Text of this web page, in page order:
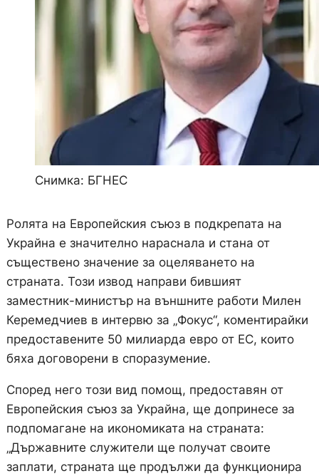
Снимка: БГНЕС
Ролята на Европейския съюз в подкрепата на
Украйна е значително нараснала и стана от
съществено значение за оцеляването на
страната. Този извод направи бившият
заместник-министър на външните работи Милен
Керемедчиев в интервю за „Фокус“, коментирайки
предоставените 50 милиарда евро от ЕС, които
бяха договорени в споразумение.
Според него този вид помощ, предоставян от
Европейския съюз за Украйна, ще допринесе за
подпомагане на икономиката на страната:
„Държавните служители ще получат своите
заплати, страната ще продължи да функционира